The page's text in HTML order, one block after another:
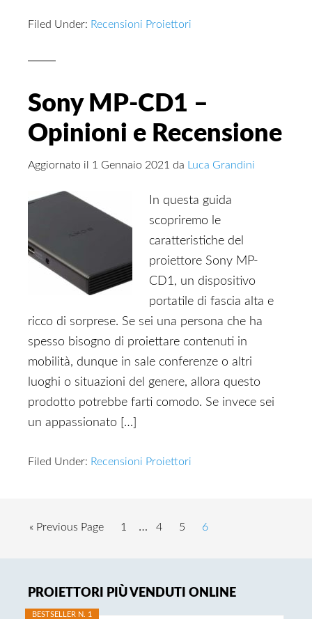
Filed Under: Recensioni Proiettori
Sony MP-CD1 –
Opinioni e Recensione
Aggiornato il 1 Gennaio 2021 da Luca Grandini
In questa guida
scopriremo le
caratteristiche del
proiettore Sony MP-
CD1, un dispositivo
portatile di fascia alta e
ricco di sorprese. Se sei una persona che ha
spesso bisogno di proiettare contenuti in
mobilità, dunque in sale conferenze o altri
luoghi o situazioni del genere, allora questo
prodotto potrebbe farti comodo. Se invece sei
un appassionato […]
Filed Under: Recensioni Proiettori
« Go
Previous Page Page
1
Interim
… Page
4 Page
5 Page
6
Sidebar
PROIETTORI PIÙ VENDUTI ONLINE
BESTSELLER N. 1